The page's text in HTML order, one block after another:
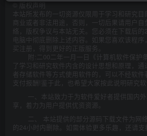
© 版权声明
本站所发布的一切资源仅限用于学习和研究
商业或者非法用途，否则，一切后果请用户
络，版权争议与本站无关。您必须在下载后的
电脑中彻底删除上述内容。如果您喜欢该程序
买注册，得到更好的正版服务。
附:二00二年一月一日《计算机软件保护
了学习和研究软件内含的设计思想和原理，
者存储软件等方式使用软件的，可以不经软件
支付报酬!鉴于此，也希望大家按此说明研究软
一、本站致力于为软件爱好者提供国内
享，着力为用户提供优资资源。
二、 本站提供的部分源码下载文件为网
的24小时内删除。如需体验更多乐趣，还请支